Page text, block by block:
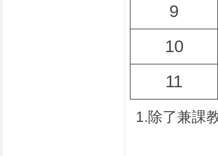
9
10
11
1.除了兼課